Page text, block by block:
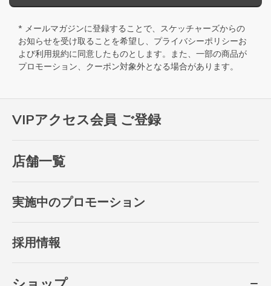
VIPアクセス会員 ご登録
店舗一覧
実施中のプロモーション
採用情報
* メールマガジンに登録することで、スケッチャーズからの
お知らせを受け取ることを希望し、 プライバシーポリシーお
よび利用規約に同意したものとします。また、一部の商品が
プロモーション、クーポン対象外となる場合があります。